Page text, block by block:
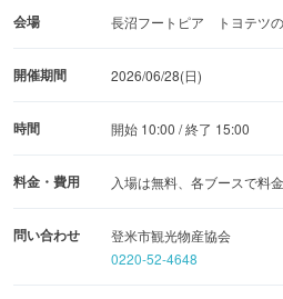
会場 長沼フートピア トヨテツ
開催期間 2026/06/28(日)
時間 開始 10:00 / 終了 15:00
料金・費用 入場は無料、各ブースで料
問い合わせ
登米市観光物産協会
0220-52-4648